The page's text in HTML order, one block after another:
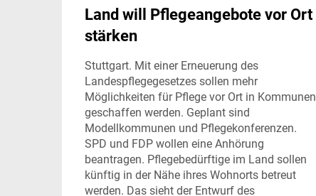
Land will Pflegeangebote vor Ort
stärken
Stuttgart. Mit einer Erneuerung des
Landespflegegesetzes sollen mehr
Möglichkeiten für Pflege vor Ort in Kommunen
geschaffen werden. Geplant sind
Modellkommunen und Pflegekonferenzen.
SPD und FDP wollen eine Anhörung
beantragen. Pflegebedürftige im Land sollen
künftig in der Nähe ihres Wohnorts betreut
werden. Das sieht der Entwurf des